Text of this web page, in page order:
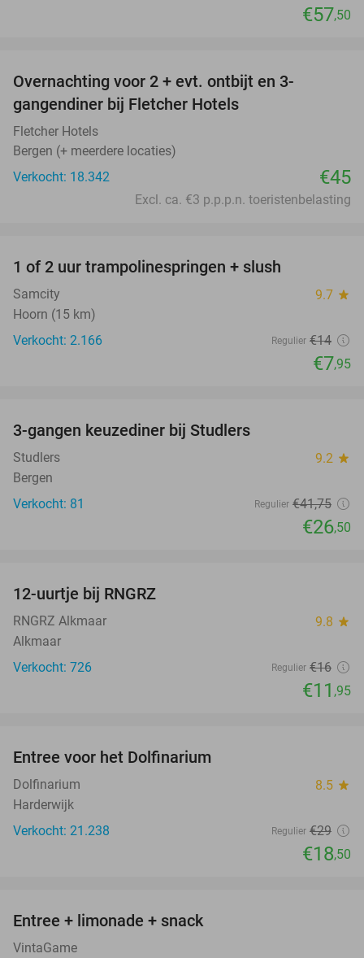
€57,50
Overnachting voor 2 + evt. ontbijt en 3-
gangendiner bij Fletcher Hotels
Fletcher Hotels
Bergen (+ meerdere locaties)
Verkocht: 18.342
€45
Excl. ca. €3 p.p.p.n. toeristenbelasting
1 of 2 uur trampolinespringen + slush
Samcity 9.7 star
Hoorn (15 km)
Verkocht: 2.166
Regulier €14
€7,95
3-gangen keuzediner bij Studlers
Studlers 9.2 star
Bergen
Verkocht: 81
Regulier €41,75
€26,50
12-uurtje bij RNGRZ
RNGRZ Alkmaar 9.8 star
Alkmaar
Verkocht: 726
Regulier €16
€11 ,95
Entree voor het Dolfinarium
Dolfinarium 8.5 star
Harderwijk
Verkocht: 21.238
Regulier €29
€18,50
Entree + limonade + snack
VintaGame